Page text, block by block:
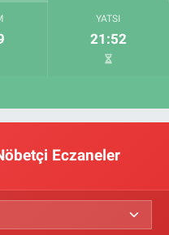
YATSI
21:52
Eczaneler